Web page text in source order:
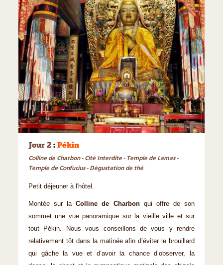
©
Jour 2 : Pékin
Colline de Charbon - Cité Interdite - Temple de Lamas -
Temple de Confucius - Dégustation de thé
Petit déjeuner à l'hôtel.
Montée sur laColline de Charbonqui offre de son
sommet une vue panoramique sur la vieille ville et sur
tout Pékin. Nous vous conseillons de vous y rendre
relativement tôt dans la matinée afin d’éviter le brouillard
qui gâche la vue et d’avoir la chance d’observer, la